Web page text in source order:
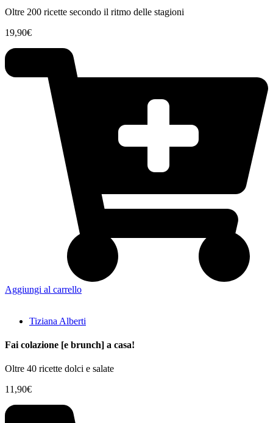
Oltre 200 ricette secondo il ritmo delle stagioni
19,90€
Aggiungi al carrello
Tiziana Alberti
Fai colazione [e brunch] a casa!
Oltre 40 ricette dolci e salate
11,90€